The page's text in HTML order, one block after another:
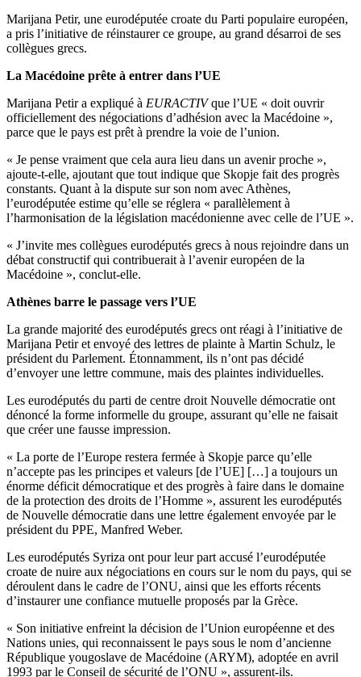
Marijana Petir, une eurodéputée croate du Parti populaire européen,
a pris l’initiative de réinstaurer ce groupe, au grand désarroi de ses
collègues grecs.
La Macédoine prête à entrer dans l’UE
Marijana Petir a expliqué à EURACTIVque l’UE « doit ouvrir
officiellement des négociations d’adhésion avec la Macédoine »,
parce que le pays est prêt à prendre la voie de l’union.
« Je pense vraiment que cela aura lieu dans un avenir proche »,
ajoute-t-elle, ajoutant que tout indique que Skopje fait des progrès
constants. Quant à la dispute sur son nom avec Athènes,
l’eurodéputée estime qu’elle se réglera « parallèlement à
l’harmonisation de la législation macédonienne avec celle de l’UE ».
« J’invite mes collègues eurodéputés grecs à nous rejoindre dans un
débat constructif qui contribuerait à l’avenir européen de la
Macédoine », conclut-elle.
Athènes barre le passage vers l’UE
La grande majorité des eurodéputés grecs ont réagi à l’initiative de
Marijana Petir et envoyé des lettres de plainte à Martin Schulz, le
président du Parlement. Étonnamment, ils n’ont pas décidé
d’envoyer une lettre commune, mais des plaintes individuelles.
Les eurodéputés du parti de centre droit Nouvelle démocratie ont
dénoncé la forme informelle du groupe, assurant qu’elle ne faisait
que créer une fausse impression.
« La porte de l’Europe restera fermée à Skopje parce qu’elle
n’accepte pas les principes et valeurs [de l’UE] […] a toujours un
énorme déficit démocratique et des progrès à faire dans le domaine
de la protection des droits de l’Homme », assurent les eurodéputés
de Nouvelle démocratie dans une lettre également envoyée par le
président du PPE, Manfred Weber.
Les eurodéputés Syriza ont pour leur part accusé l’eurodéputée
croate de nuire aux négociations en cours sur le nom du pays, qui se
déroulent dans le cadre de l’ONU, ainsi que les efforts récents
d’instaurer une confiance mutuelle proposés par la Grèce.
« Son initiative enfreint la décision de l’Union européenne et des
Nations unies, qui reconnaissent le pays sous le nom d’ancienne
République yougoslave de Macédoine (ARYM), adoptée en avril
1993 par le Conseil de sécurité de l’ONU », assurent-ils.